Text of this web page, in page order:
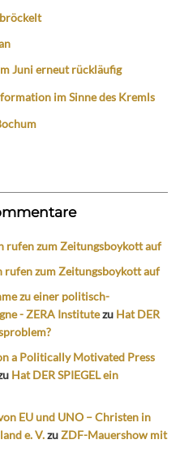
Juni erneut rückläufig
im Sinne des Kremls
rufen zum Zeitungsboykott auf
rufen zum Zeitungsboykott auf
zu einer politisch-
- ZERA Institutezu Hat DER
a Politically Motivated Press
Hat DER SPIEGEL ein
EU und UNO – Christen in
e. V.zuZDF-Mauershow mit